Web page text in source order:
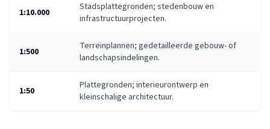
1:10.000
Stadsplattegronden; stedenbouw en
infrastructuurprojecten.
1:500
Terreinplannen; gedetailleerde gebouw- of
landschapsindelingen.
1:50
Plattegronden; interieurontwerp en
kleinschalige architectuur.